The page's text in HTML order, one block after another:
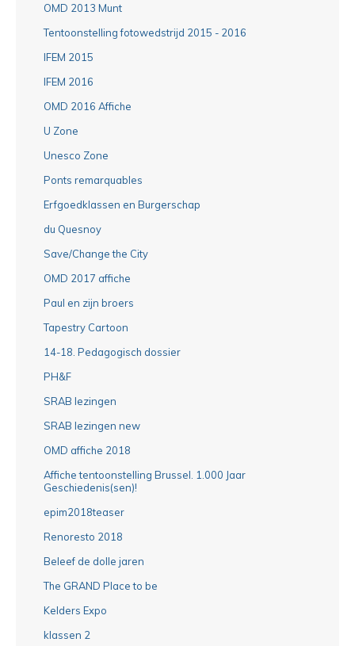
OMD 2013 Munt
Tentoonstelling fotowedstrijd 2015 - 2016
IFEM 2015
IFEM 2016
OMD 2016 Affiche
U Zone
Unesco Zone
Ponts remarquables
Erfgoedklassen en Burgerschap
du Quesnoy
Save/Change the City
OMD 2017 affiche
Paul en zijn broers
Tapestry Cartoon
14-18. Pedagogisch dossier
PH&F
SRAB lezingen
SRAB lezingen new
OMD affiche 2018
Affiche tentoonstelling Brussel. 1.000 Jaar
Geschiedenis(sen)!
epim2018teaser
Renoresto 2018
Beleef de dolle jaren
The GRAND Place to be
Kelders Expo
klassen 2